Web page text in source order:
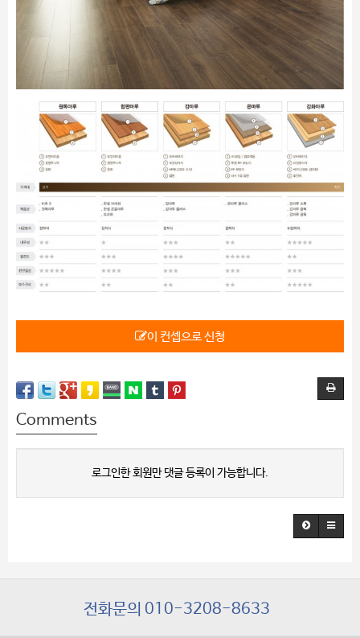
이 컨셉으로 신청
Comments
로그인한 회원만 댓글 등록이 가능합니다.
전화문의 010-3208-8633